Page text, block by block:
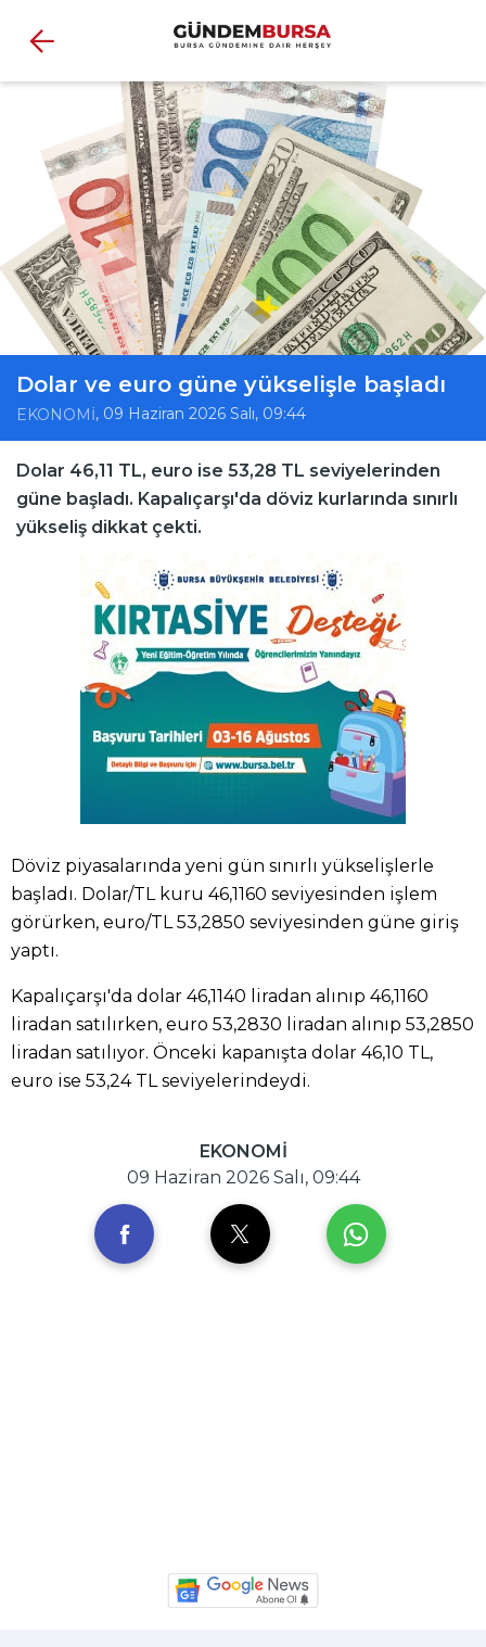
Dolar ve euro güne yükselişle başladı
EKONOMİ, 09 Haziran 2026 Salı, 09:44
Dolar 46,11 TL, euro ise 53,28 TL seviyelerinden
güne başladı. Kapalıçarşı'da döviz kurlarında sınırlı
yükseliş dikkat çekti.
Döviz piyasalarında yeni gün sınırlı yükselişlerle
başladı. Dolar/TL kuru 46,1160 seviyesinden işlem
görürken, euro/TL 53,2850 seviyesinden güne giriş
yaptı.
Kapalıçarşı'da dolar 46,1140 liradan alınıp 46,1160
liradan satılırken, euro 53,2830 liradan alınıp 53,2850
liradan satılıyor. Önceki kapanışta dolar 46,10 TL,
euro ise 53,24 TL seviyelerindeydi.
EKONOMİ
09 Haziran 2026 Salı, 09:44